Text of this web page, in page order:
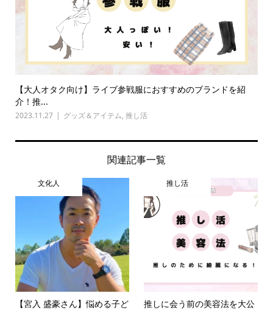
【大人オタク向け】ライブ参戦服におすすめのブランドを紹
介！推...
2023.11.27 グッズ＆アイテム, 推し活
関連記事一覧
文化人
【宮入 盛豪さん】悩める子ど
推し活
推しに会う前の美容法を大公